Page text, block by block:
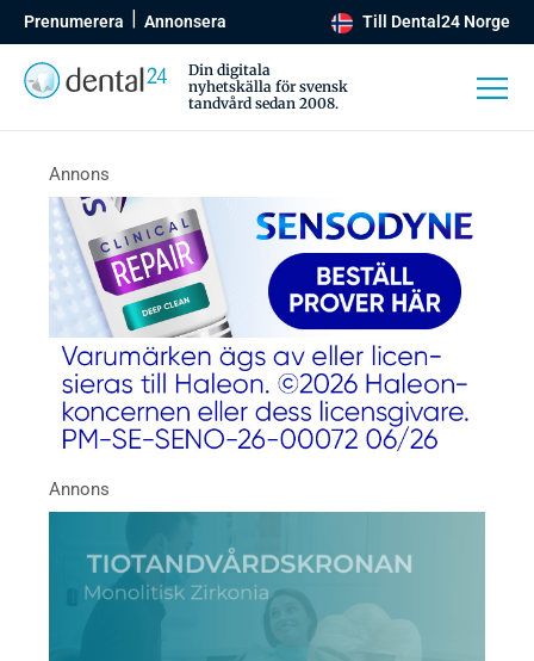
Prenumerera Annonsera Till Dental24 Norge
Din digitala
nyhetskälla för svensk
tandvård sedan 2008.